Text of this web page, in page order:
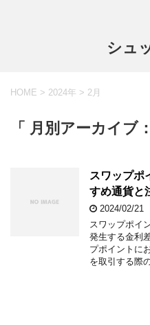
シュ
HOME > 2024年 > 2月
「 月別アーカイブ
スワップポ
すめ通貨と
2024/02/21
スワップポイ
発生する金利
プポイントに
を取引する際